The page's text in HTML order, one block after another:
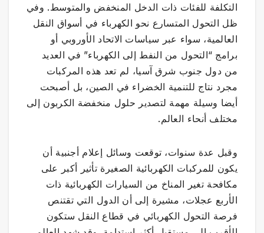
التكلفة للفئات ذات الدخل المنخفض والمتوسط. وفي
ظل التحول المتسارع نحو الكهرباء في أسواق النقل
العالمية، سواء عبر سياسات الاتحاد الأوروبي أو
برامج “التحول من النفط إلى الكهرباء” في العديد
من دول جنوب شرق آسيا، لم تعد هذه المركبات
مجرد نتاج للتنمية الخضراء في الصين، بل أصبحت
أيضا وسيلة مهمة لتصدير حلول منخفضة الكربون إلى
مختلف أنحاء العالم.
وقبل عدة سنوات، توقعت وسائل إعلام أجنبية أن
يكون للمركبات الكهربائية الصغيرة تأثير أكبر على
مكافحة تغير المناخ من السيارات الكهربائية ذات
الأربع عجلات، مشيرة إلى أن الدول التي تقتنص
فرصة التحول الكهربائي في قطاع النقل ستكون